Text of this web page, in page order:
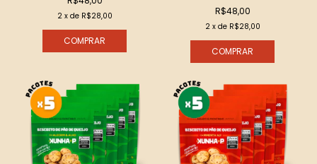
2 x de R$28,00
R$48,00
2 x de R$28,00